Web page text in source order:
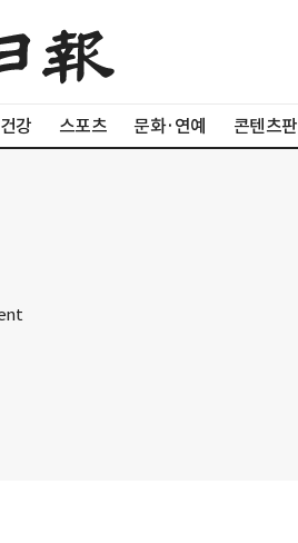
건강 스포츠 문화·연예 콘텐츠판